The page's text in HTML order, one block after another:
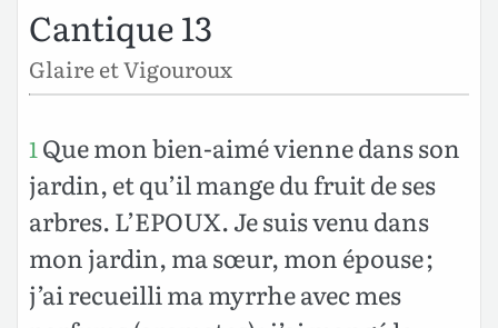
Cantique 13
Glaire et Vigouroux
1 Que mon bien-aimé vienne dans son
jardin, et qu’il mange du fruit de ses
arbres. L’EPOUX. Je suis venu dans
mon jardin, ma sœur, mon épouse ;
j’ai recueilli ma myrrhe avec mes